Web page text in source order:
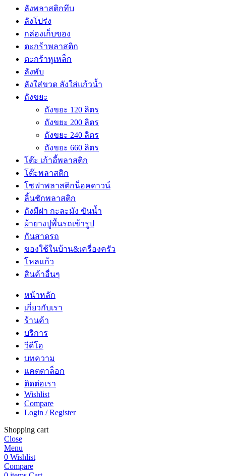
ลังพลาสติกทึบ
ลังโปร่ง
กล่องเก็บของ
ตะกร้าพลาสติก
ตะกร้าหูเหล็ก
ลังพับ
ลังใส่ขวด ลังใส่แก้วน้ำ
ถังขยะ
ถังขยะ 120 ลิตร
ถังขยะ 200 ลิตร
ถังขยะ 240 ลิตร
ถังขยะ 660 ลิตร
โต๊ะ เก้าอี้พลาสติก
โต๊ะพลาสติก
โซฟาพลาสติกน็อคดาวน์
ลิ้นชักพลาสติก
ถังมีฝา กะละมัง ขันน้ำ
ผ้ายางปูพื้นรถเข้ารูป
กันสาดรถ
ของใช้ในบ้าน&เครื่องครัว
โหลแก้ว
สินค้าอื่นๆ
หน้าหลัก
เกี่ยวกับเรา
ร้านค้า
บริการ
วีดีโอ
บทความ
แคตตาล็อก
ติดต่อเรา
Wishlist
Compare
Login / Register
Shopping cart
Close
Menu
0 Wishlist
Compare